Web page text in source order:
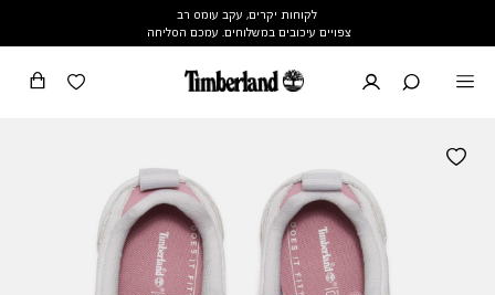
לקוחות יקרים, עקב עומס רב
צפויים עיכובים במשלוחים. עמכם הסליחה